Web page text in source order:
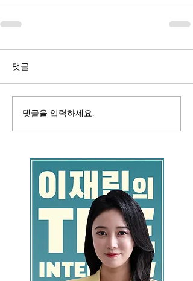
댓글
댓글을 입력하세요.